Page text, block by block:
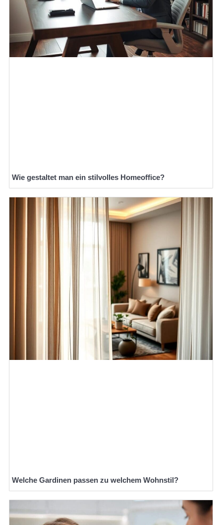
Wie gestaltet man ein stilvolles Homeoffice?
Welche Gardinen passen zu welchem Wohnstil?